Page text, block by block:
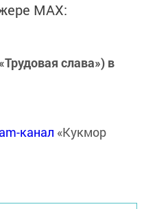
MАХ:
слава») в
канал «Кукмор